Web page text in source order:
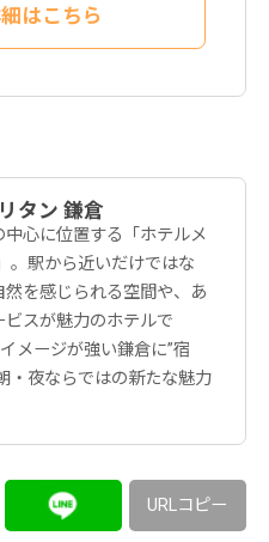
はこちら
タン 鎌倉
心に位置する「ホテルメ
。駅から近いだけではな
然を感じられる空間や、あ
スが魅力のホテルで
メージが強い鎌倉に”宿
・夜ならではの新たな魅力
URLコピー